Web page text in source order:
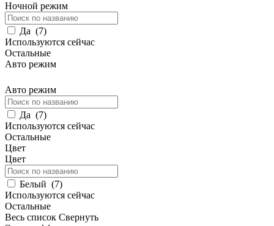
Ночной режим
Да (7)
Используются сейчас
Остальные
Авто режим
Авто режим
Да (7)
Используются сейчас
Остальные
Цвет
Цвет
Белый (7)
Используются сейчас
Остальные
Весь список Свернуть